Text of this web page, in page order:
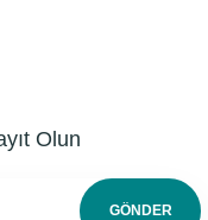
Olun
GÖNDER